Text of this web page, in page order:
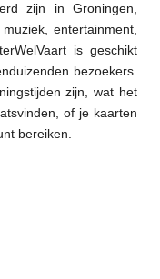
zijn in Groningen,
entertainment,
is geschikt
bezoekers.
zijn, wat het
of je kaarten
bereiken.